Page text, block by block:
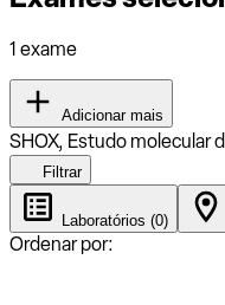
1 exame
Adicionar mais
SHOX, Estudo molecular
Filtrar
Laboratórios (0)
Ordenar por: